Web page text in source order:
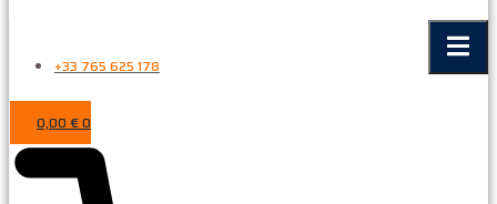
+33 765 625 178
0,00 €0